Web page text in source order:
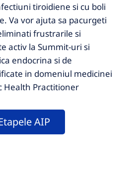
tiroidiene si cu boli
Va vor ajuta sa pacurgeti
frustrarile si
activ la Summit-uri si
endocrina si de
in domeniul medicinei
Health Practitioner
AIP